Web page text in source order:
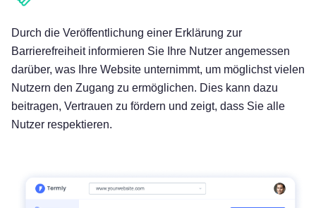
Durch die Veröffentlichung einer Erklärung zur
Barrierefreiheit informieren Sie Ihre Nutzer angemessen
darüber, was Ihre Website unternimmt, um möglichst vielen
Nutzern den Zugang zu ermöglichen. Dies kann dazu
beitragen, Vertrauen zu fördern und zeigt, dass Sie alle
Nutzer respektieren.